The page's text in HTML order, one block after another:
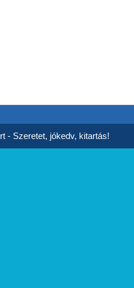
- Szeretet, jókedv, kitartás!